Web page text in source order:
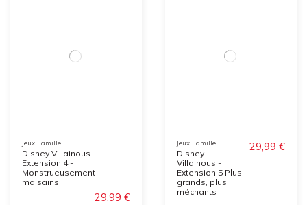
Jeux Famille
Disney Villainous -
Extension 4 -
Monstrueusement
malsains
29,99 €
Jeux Famille
Disney
Villainous -
Extension 5 Plus
grands, plus
méchants
29,99 €